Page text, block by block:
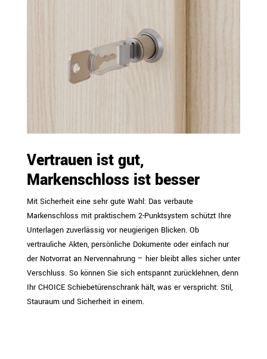
Vertrauen ist gut,
Markenschloss ist besser
Mit Sicherheit eine sehr gute Wahl: Das verbaute
Markenschloss mit praktischem 2-Punktsystem schützt Ihre
Unterlagen zuverlässig vor neugierigen Blicken. Ob
vertrauliche Akten, persönliche Dokumente oder einfach nur
der Notvorrat an Nervennahrung – hier bleibt alles sicher unter
Verschluss. So können Sie sich entspannt zurücklehnen, denn
Ihr CHOICE Schiebetürenschrank hält, was er verspricht: Stil,
Stauraum und Sicherheit in einem.